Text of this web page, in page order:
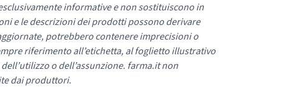
informative e non sostituiscono in
e le descrizioni dei prodotti possono derivare
potrebbero contenere imprecisioni o
riferimento all’etichetta, al foglietto illustrativo
o dell’assunzione. farma.it non
dai produttori.